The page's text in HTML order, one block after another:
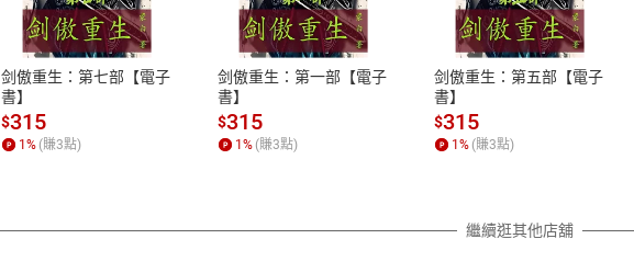
ATM轉帳、信用卡、LINE PAY、AFTEE
本店是否提供消費者保護法七日猶
之權利，遽消費者保護法及通訊交
除權合理例外情事適用準則，依商
質各有不同規定。詳細退換貨說明
照各商品說明。
剑傲重生：第七部【電子
書】
$315
1 % (賺3點)
剑傲重生：第一部【電子
書】
$315
1 % (賺3點)
剑傲重生：第五部【電子
書】
$315
1 % (賺3點)
繼續逛其他店舖